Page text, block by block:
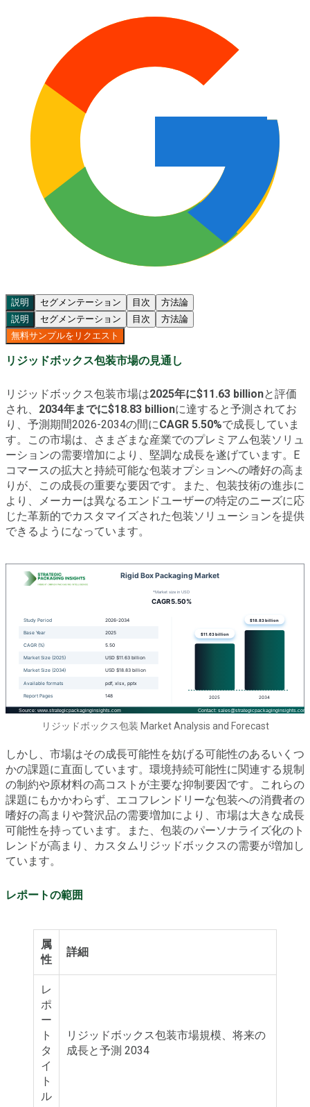
説明 セグメンテーション 目次
方法論
説明
セグメンテーション 目次
方法論
無料サンプルをリクエスト
リジッドボックス包装市場の見通し
リジッドボックス包装市場は2025年に$11.63 billionと評価
され、 2034年までに$18.83 billionに達すると予測されてお
り、予測期間2026-2034の間にCAGR 5.50%で成長していま
す。この市場は、さまざまな産業でのプレミアム包装ソリュ
ーションの需要増加により、堅調な成長を遂げています。E
コマースの拡大と持続可能な包装オプションへの嗜好の高ま
りが、この成長の重要な要因です。また、包装技術の進歩に
より、メーカーは異なるエンドユーザーの特定のニーズに応
じた革新的でカスタマイズされた包装ソリューションを提供
できるようになっています。
リジッドボックス包装 Market Analysis and Forecast
しかし、市場はその成長可能性を妨げる可能性のあるいくつ
かの課題に直面しています。環境持続可能性に関連する規制
の制約や原材料の高コストが主要な抑制要因です。これらの
課題にもかかわらず、エコフレンドリーな包装への消費者の
嗜好の高まりや贅沢品の需要増加により、市場は大きな成長
可能性を持っています。また、包装のパーソナライズ化のト
レンドが高まり、カスタムリジッドボックスの需要が増加し
ています。
レポートの範囲
属
性
詳細
レ
ポ
ー
ト
タ
イ
ト
ル
リジッドボックス包装市場規模、将来の
成長と予測 2034